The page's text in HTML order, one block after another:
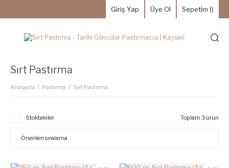
Giriş Yap Üye Ol Sepetim ()
Sırt Pastırma
Anasayfa Pastırma Sırt Pastırma
Stoktakiler Toplam 3 ürün